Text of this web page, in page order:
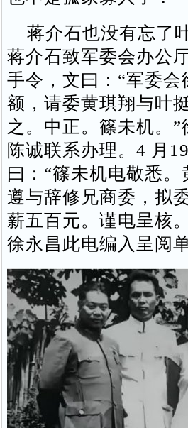
蒋介石也没有忘了
蒋介石致军委会办公
手令，文曰：“军委
额，请委黄琪翔与叶
之。中正。篠未机。
陈诚联系办理。4 月
曰：“篠未机电敬悉
遵与辞修兄商委，拟
薪五百元。谨电呈核
徐永昌此电编入呈阅